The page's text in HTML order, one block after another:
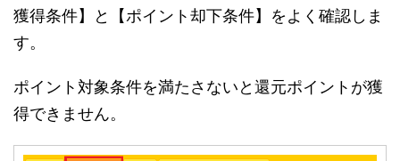
獲得条件】と【ポイント却下条件】をよく確認しま
す。
ポイント対象条件を満たさないと還元ポイントが獲
得できません。